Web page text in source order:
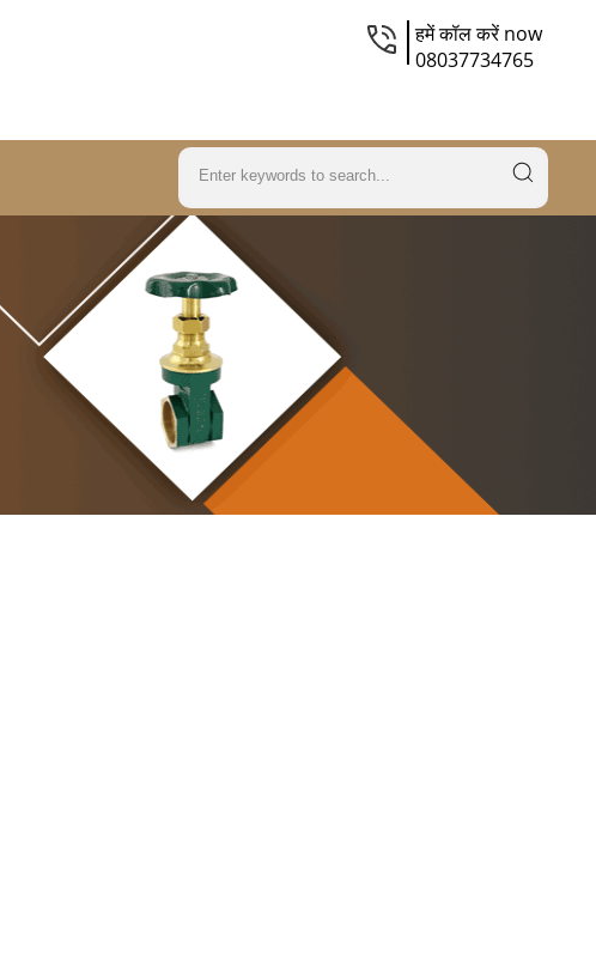
हमें कॉल करें now
08037734765